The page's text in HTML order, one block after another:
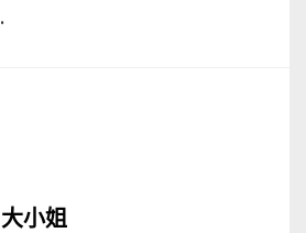
大小姐